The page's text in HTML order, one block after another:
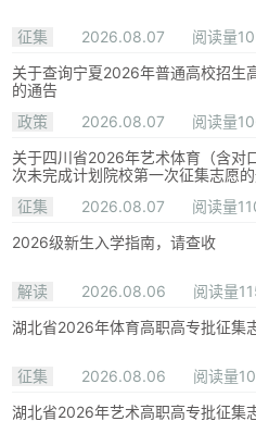
征集 2026.08.07
阅读量
关于查询宁夏2026年普通高校招生
的通告
政策
2026.08.07
阅读量
关于四川省2026年艺术体育（含对
次未完成计划院校第一次征集志愿
征集
2026.08.07
阅读量
2026级新生入学指南，请查收
解读 2026.08.06
阅读量
湖北省2026年体育高职高专批征集
征集 2026.08.06
阅读量
湖北省2026年艺术高职高专批征集